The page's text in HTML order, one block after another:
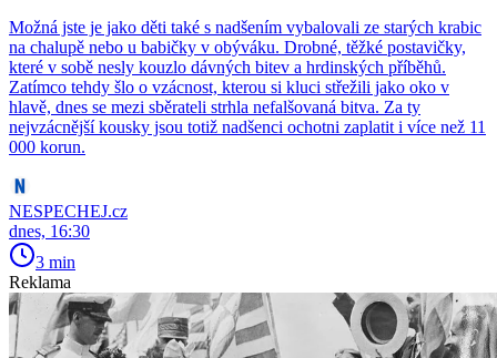
Možná jste je jako děti také s nadšením vybalovali ze starých krabic
na chalupě nebo u babičky v obýváku. Drobné, těžké postavičky,
které v sobě nesly kouzlo dávných bitev a hrdinských příběhů.
Zatímco tehdy šlo o vzácnost, kterou si kluci střežili jako oko v
hlavě, dnes se mezi sběrateli strhla nefalšovaná bitva. Za ty
nejvzácnější kousky jsou totiž nadšenci ochotni zaplatit i více než 11
000 korun.
NESPECHEJ.cz
dnes, 16:30
3 min
Reklama